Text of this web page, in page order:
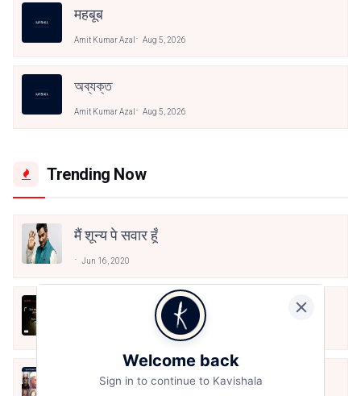
महबूब
Amit Kumar Azal Aug 5, 2026
অব্যক্ত
Amit Kumar Azal Aug 5, 2026
Trending Now
मैं शून्य पे सवार हूँ
Jun 16, 2020
अंतिम ऊँचाई - कुँवर नारायण | Stay Home
Stay Safe | TVF's Aspirants
10 Greatest Hindi Poets Of India
Welcome back
Sign in to continue to Kavishala